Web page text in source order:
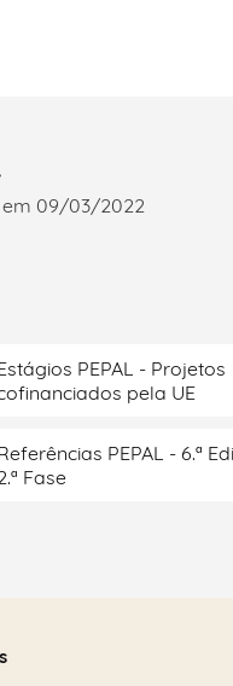
09/03/2022
PEPAL - Projetos
pela UE
PEPAL - 6.ª
Fase